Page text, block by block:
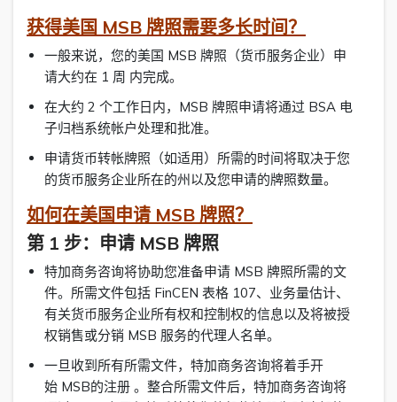
获得美国 MSB 牌照需要多长时间？
一般来说，您的美国 MSB 牌照（货币服务企业）申
请大约在 1 周 内完成。
在大约 2 个工作日内，MSB 牌照申请将通过 BSA 电
子归档系统帐户处理和批准。
申请货币转帐牌照（如适用）所需的时间将取决于您
的货币服务企业所在的州以及您申请的牌照数量。
如何在美国申请 MSB 牌照？
第 1 步：申请 MSB 牌照
特加商务咨询将协助您准备申请 MSB 牌照所需的文
件。所需文件包括 FinCEN 表格 107、业务量估计、
有关货币服务企业所有权和控制权的信息以及将被授
权销售或分销 MSB 服务的代理人名单。
一旦收到所有所需文件，特加商务咨询将着手开
始 MSB的注册 。整合所需文件后，特加商务咨询将